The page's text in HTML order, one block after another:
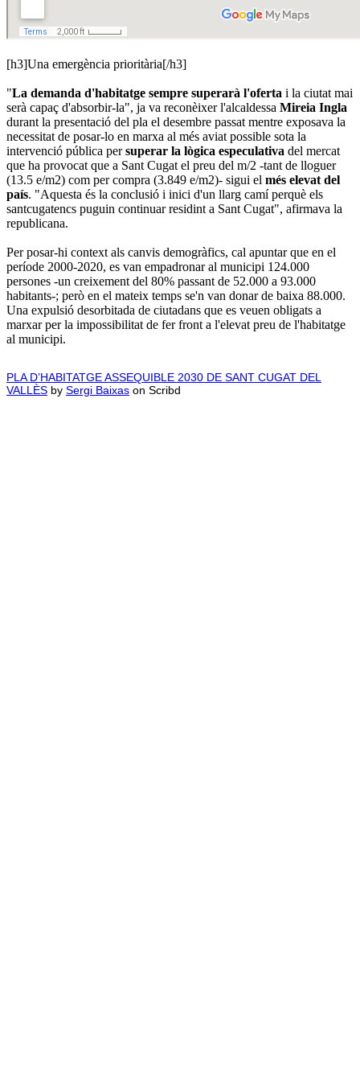
[h3]Una emergència prioritària[/h3]
"La demanda d'habitatge sempre superarà l'oferta i la ciutat mai
serà capaç d'absorbir-la", ja va reconèixer l'alcaldessa Mireia Ingla
durant la presentació del pla el desembre passat mentre exposava la
necessitat de posar-lo en marxa al més aviat possible sota la
intervenció pública persuperar la lògica especulativa del mercat
que ha provocat que a Sant Cugat el preu del m/2 -tant de lloguer
(13.5 e/m2) com per compra (3.849 e/m2)- sigui el més elevat del
país. "Aquesta és la conclusió i inici d'un llarg camí perquè els
santcugatencs puguin continuar residint a Sant Cugat", afirmava la
republicana.
Per posar-hi context als canvis demogràfics, cal apuntar que en el
període 2000-2020, es van empadronar al municipi 124.000
persones -un creixement del 80% passant de 52.000 a 93.000
habitants-; però en el mateix temps se'n van donar de baixa 88.000.
Una expulsió desorbitada de ciutadans que es veuen obligats a
marxar per la impossibilitat de fer front a l'elevat preu de l'habitatge
al municipi.
PLA D’HABITATGE ASSEQUIBLE 2030 DE SANT CUGAT DEL
VALLÈS by Sergi Baixas on Scribd